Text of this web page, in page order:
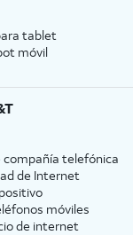
tablet
móvil
compañía telefónica
de Internet
móviles
de internet